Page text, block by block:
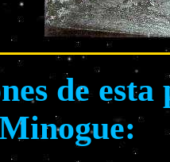
de esta